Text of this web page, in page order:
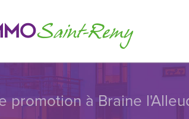
promotion à Braine